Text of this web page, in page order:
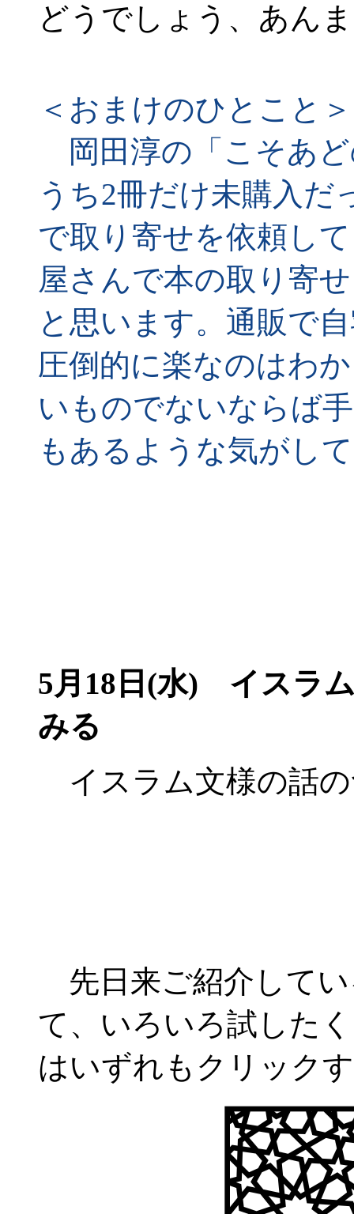
どうでしょう、あん
＜おまけのひとこと＞
岡田淳の「こそあど
うち2冊だけ未購入だ
で取り寄せを依頼し
屋さんで本の取り寄
と思います。通販で
圧倒的に楽なのはわ
いものでないならば
もあるような気がし
5月18日(水) イスラム
みる
イスラム文様の話
先日来ご紹介して
て、いろいろ試した
はいずれもクリック